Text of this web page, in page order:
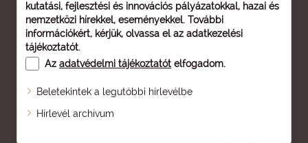
kutatási, fejlesztési és innovációs pályázatokkal, hazai és
nemzetközi hírekkel, eseményekkel. További
információkért, kérjük, olvassa el az adatkezelési
tájékoztatót.
Az adatvédelmi tájékoztatót elfogadom.
Beletekintek a legutóbbi hírlevélbe
Hírlevél archívum
Oldaltérkép